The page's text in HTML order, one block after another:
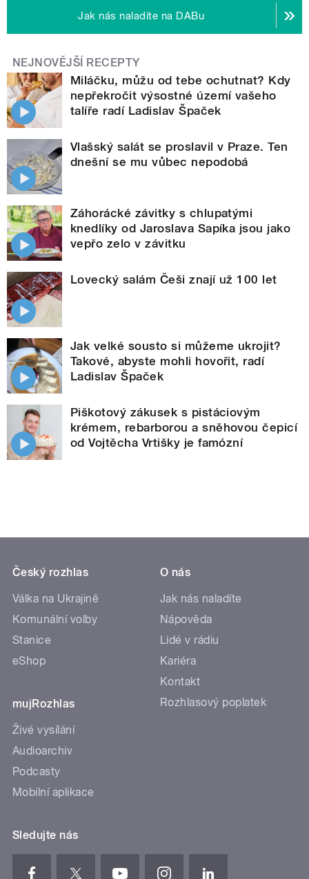
Jak nás naladíte na DABu
NEJNOVĚJŠÍ RECEPTY
Miláčku, můžu od tebe ochutnat? Kdy
nepřekročit výsostné území vašeho
talíře radí Ladislav Špaček
Vlašský salát se proslavil v Praze. Ten
dnešní se mu vůbec nepodobá
Záhorácké závitky s chlupatými
knedlíky od Jaroslava Sapíka jsou jako
vepřo zelo v závitku
Lovecký salám Češi znají už 100 let
Jak velké sousto si můžeme ukrojit?
Takové, abyste mohli hovořit, radí
Ladislav Špaček
Piškotový zákusek s pistáciovým
krémem, rebarborou a sněhovou čepicí
od Vojtěcha Vrtišky je famózní
Český rozhlas
Válka na Ukrajině
Komunální volby
Stanice
eShop
mujRozhlas
Živé vysílání
Audioarchiv
Podcasty
Mobilní aplikace
O nás
Jak nás naladíte
Nápověda
Lidé v rádiu
Kariéra
Kontakt
Rozhlasový poplatek
Sledujte nás